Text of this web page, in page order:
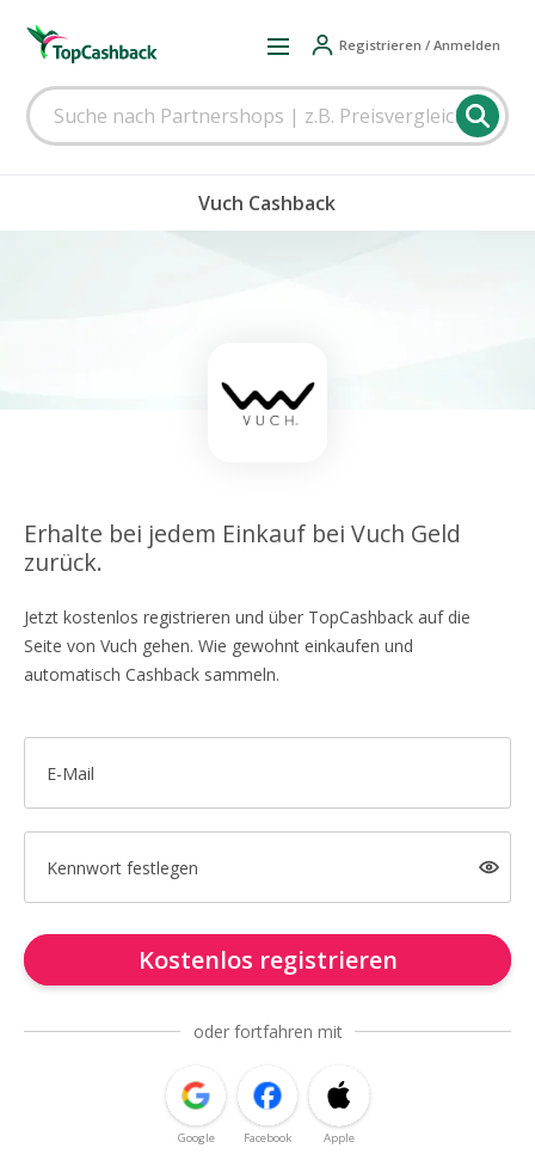
Registrieren / Anmelden
Vuch Cashback
Erhalte bei jedem Einkauf bei Vuch Geld
zurück.
Jetzt kostenlos registrieren und über TopCashback auf die
Seite von Vuch gehen. Wie gewohnt einkaufen und
automatisch Cashback sammeln.
E-Mail
Kennwort festlegen
Kostenlos registrieren
oder fortfahren mit
Google Facebook Apple